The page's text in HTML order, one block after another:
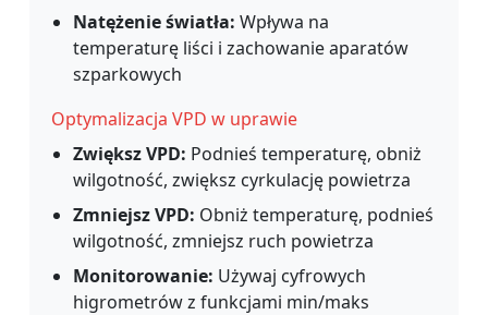
Natężenie światła: Wpływa na
temperaturę liści i zachowanie aparatów
szparkowych
Optymalizacja VPD w uprawie
Zwiększ VPD: Podnieś temperaturę, obniż
wilgotność, zwiększ cyrkulację powietrza
Zmniejsz VPD: Obniż temperaturę, podnieś
wilgotność, zmniejsz ruch powietrza
Monitorowanie: Używaj cyfrowych
higrometrów z funkcjami min/maks